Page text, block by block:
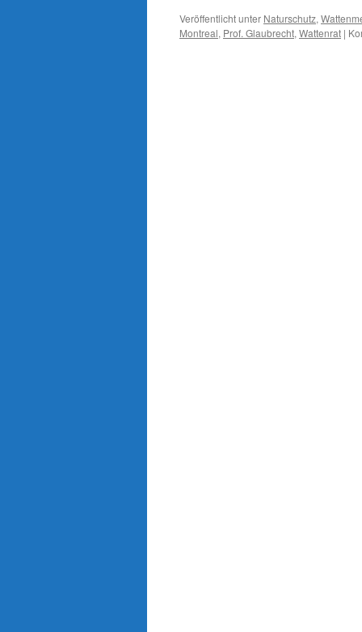
Veröffentlicht unter Naturschutz,
Montreal, Prof. Glaubrecht, Wattenrat |